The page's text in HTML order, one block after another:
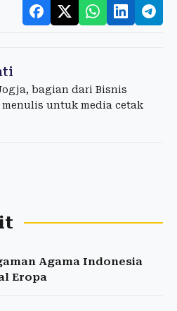
bagian dari Bisnis
untuk media cetak
Agama Indonesia
Eropa